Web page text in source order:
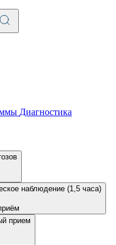
Диагностика
наблюдение (1,5 часа)
прием